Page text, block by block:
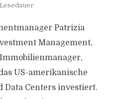
Patrizia
Management,
US-amerikanische
Centers investiert.